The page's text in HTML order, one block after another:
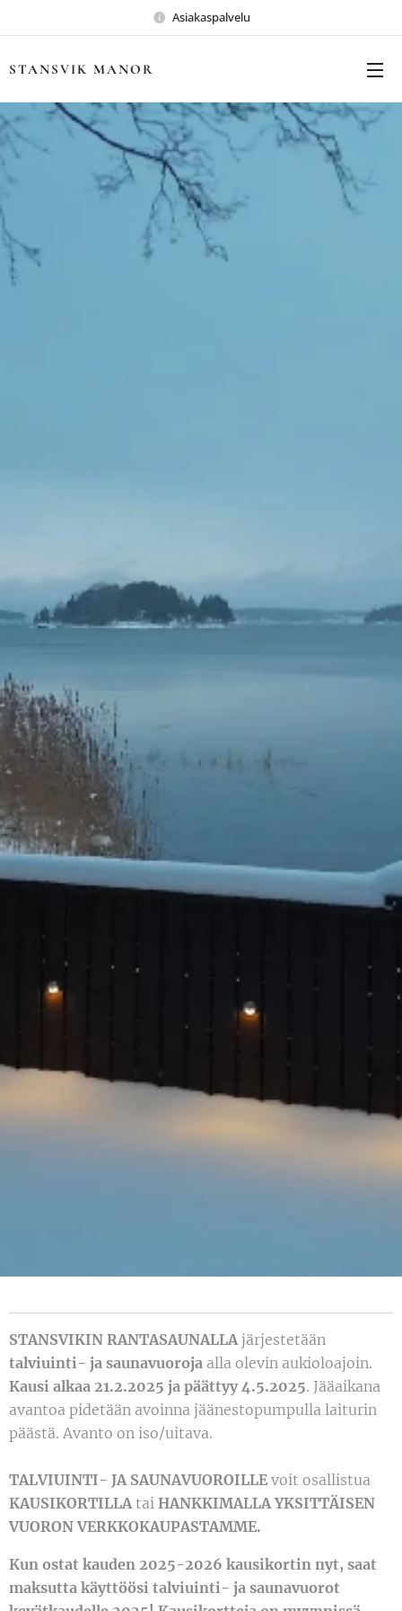
Asiakaspalvelu
STANSVIK MANOR
STANSVIKIN RANTASAUNALLAjärjestetään
talviuinti- ja saunavuoroja alla olevin aukioloajoin.
Kausi alkaa 21.2.2025 ja päättyy 4.5.2025. Jääaikana
avantoa pidetään avoinna jäänestopumpulla laiturin
päästä. Avanto on iso/uitava.
TALVIUINTI- JA SAUNAVUOROILLE voit osallistua
KAUSIKORTILLAtai HANKKIMALLAYKSITTÄISEN
VUORON VERKKOKAUPASTAMME.
Kun ostat kauden 2025-2026 kausikortin nyt, saat
maksutta käyttöösi talviuinti- ja saunavuorot